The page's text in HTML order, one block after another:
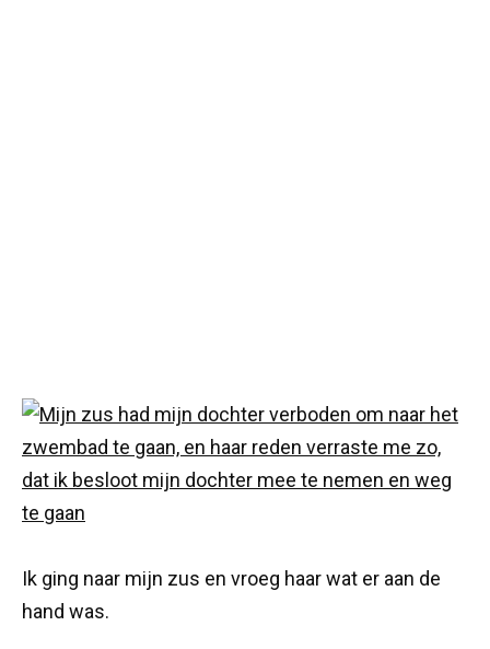
Ik ging naar mijn zus en vroeg haar wat er aan de
hand was.